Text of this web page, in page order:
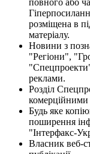
повного або
розміщена в
матеріалу.
Новини з
"Регіони",
реклами.
Розділ
Будь яке
поширення
"Інтерфакс-
Власник веб-